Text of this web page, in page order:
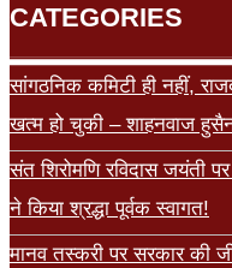
CATEGORIES
सांगठनिक कमिटी ही नहीं,
खत्म हो चुकी – शाहनवाज
संत शिरोमणि रविदास जयंती
ने किया श्रद्धा पूर्वक स्वागत!
मानव तस्करी पर सरकार की